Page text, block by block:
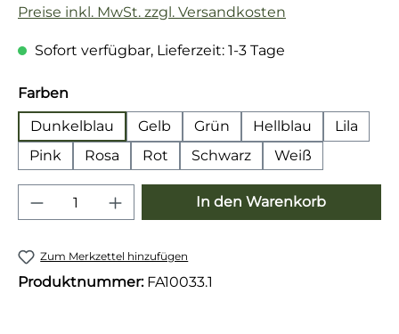
Preise inkl. MwSt. zzgl. Versandkosten
Sofort verfügbar, Lieferzeit: 1-3 Tage
Farben
Dunkelblau
Gelb Grün Hellblau
Lila
Pink
Rosa Rot Schwarz Weiß
Produkt Anzahl: Gib den
In den Warenkorb
Zum Merkzettel hinzufügen
Produktnummer: FA10033.1